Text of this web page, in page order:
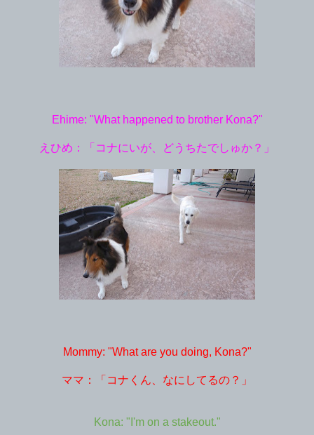
Ehime: "What happened to brother Kona?"
えひめ：「コナにいが、どうちたでしゅか？」
Mommy: "What are you doing, Kona?"
ママ：「コナくん、なにしてるの？」
Kona: "I'm on a stakeout."